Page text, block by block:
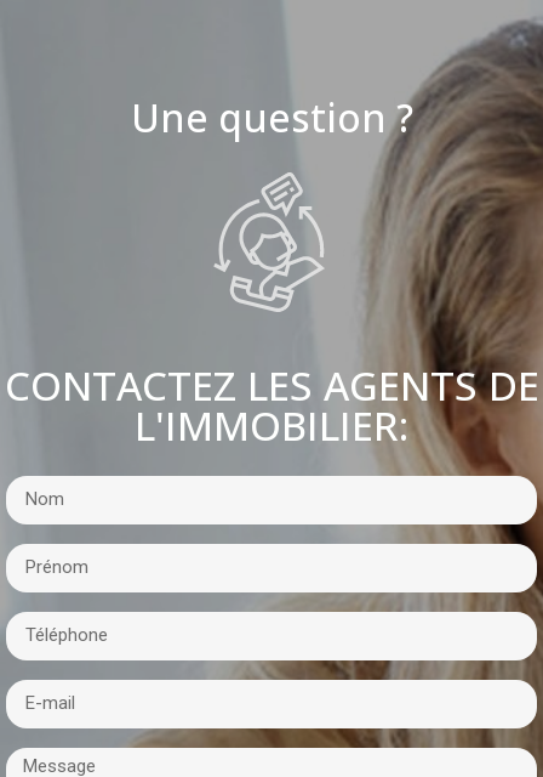
Une question ?
CONTACTEZ LES AGENTS DE
L'IMMOBILIER: